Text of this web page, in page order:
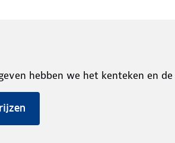
hebben we het kenteken en